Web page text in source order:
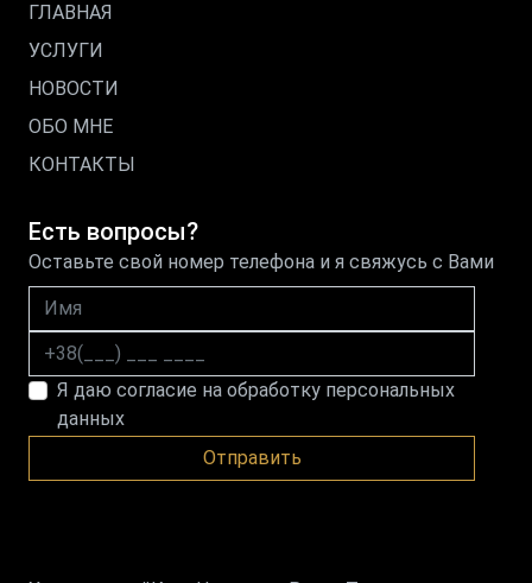
ГЛАВНАЯ
УСЛУГИ
НОВОСТИ
ОБО МНЕ
КОНТАКТЫ
Есть вопросы?
Оставьте свой номер телефона и я свяжусь с Вами
Имя
Номер телефона
Я даю согласие на обработку персональных
данных
Отправить